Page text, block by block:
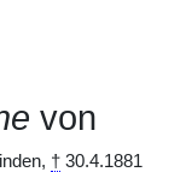
von
† 30.4.1881